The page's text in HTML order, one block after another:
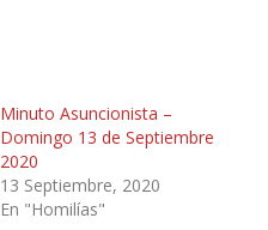
Minuto Asuncionista –
Domingo 13 de Septiembre
2020
13 Septiembre, 2020
En "Homilías"